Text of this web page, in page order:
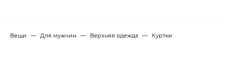
Вещи Для мужчин Верхняя одежда Куртки